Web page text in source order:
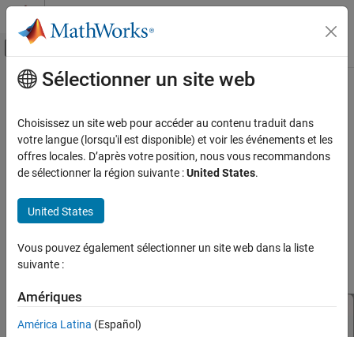
Passer au contenu
Activer/désactiver l'affichage du menu
Accueil de la documentation
Simscape Multibody
Simulation and Analysis
ON THIS PAGE
Open the Video Creator
Parameters
Version History
Contenu principal
Video Creator
Create and configure videos of multibody animations
expand all in page
TheVideo Creator
tool. Use theVideo Creatortool to specify the video playback
speed, frame rate, video format, and frame size.
Sélectionner un site web
Choisissez un site web pour accéder au contenu traduit dans
votre langue (lorsqu'il est disponible) et voir les événements et les
offres locales. D’après votre position, nous vous recommandons
de sélectionner la région suivante :United States.
United States
Vous pouvez également sélectionner un site web dans la liste
suivante :
Amériques
América Latina (Español)